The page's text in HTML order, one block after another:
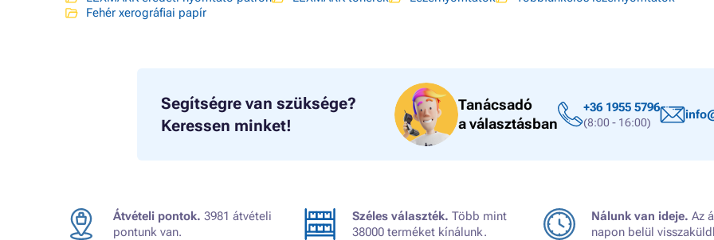
Fehér xerográfiai papír
Segítségre van szüksége?
Keressen minket!
Tanácsadó
a választásban
+36 1955 5796
(8:00 - 16:00)
Átvételi pontok. 3981 átvételi
pontunk van.
Széles választék. Több mint
38000 terméket kínálunk.
Nálunk van ideje. Az
napon belül